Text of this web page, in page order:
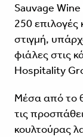
Sauvage
250
στιγμή,
φιάλες στις
Hospitality
Μέσα από το
τις
κουλτούρας